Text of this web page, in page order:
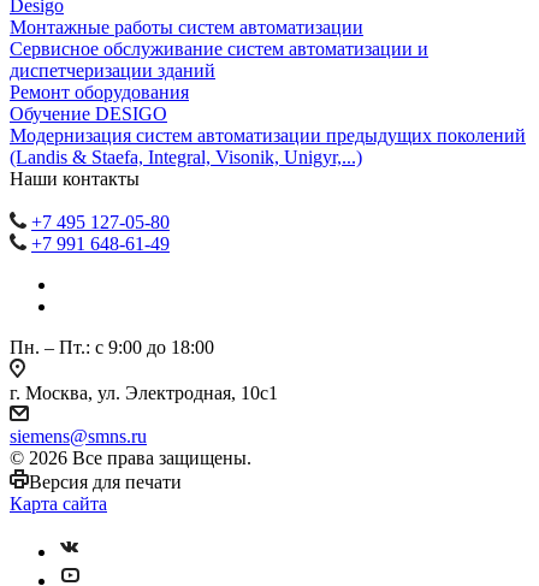
Desigo
Монтажные работы систем автоматизации
Сервисное обслуживание систем автоматизации и
диспетчеризации зданий
Ремонт оборудования
Обучение DESIGO
Модернизация систем автоматизации предыдущих поколений
(Landis & Staefa, Integral, Visonik, Unigyr,...)
Наши контакты
+7 495 127-05-80
+7 991 648-61-49
Пн. – Пт.: с 9:00 до 18:00
г. Москва, ул. Электродная, 10с1
siemens@smns.ru
© 2026 Все права защищены.
Версия для печати
Карта сайта